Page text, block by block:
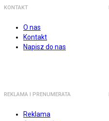
KONTAKT
O nas
Kontakt
Napisz do nas
REKLAMA I PRENUMERATA
Reklama